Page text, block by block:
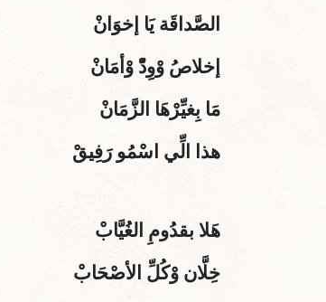
الصَّداقَة يَا إخوَانْ
إخلاصُ وْوِدّْ وْأمَانْ
مَا بِغيِّرْهَا الزَّمَانْ
هذا الِّي اسْمُو رَفِيقْ
هَلا بقدُومِ الغُيَّابْ
خِلَّان وْكُلِّ الأصْحَابْ